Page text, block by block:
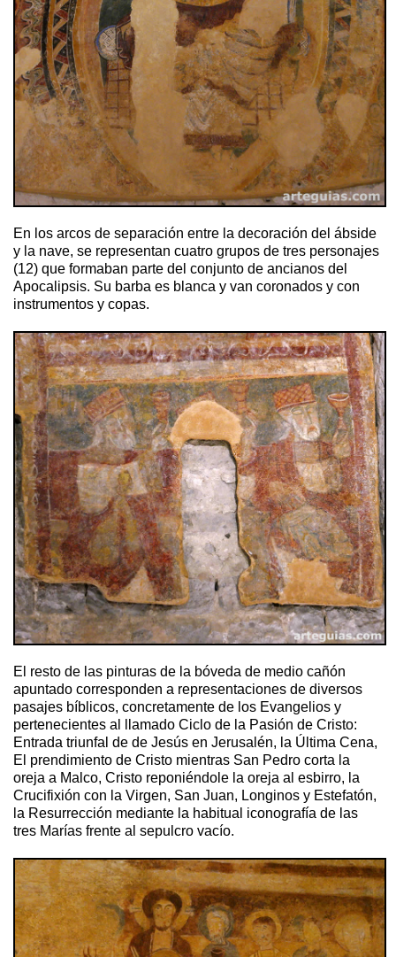
En los arcos de separación entre la decoración del ábside
y la nave, se representan cuatro grupos de tres personajes
(12) que formaban parte del conjunto de ancianos del
Apocalipsis. Su barba es blanca y van coronados y con
instrumentos y copas.
El resto de las pinturas de la bóveda de medio cañón
apuntado corresponden a representaciones de diversos
pasajes bíblicos, concretamente de los Evangelios y
pertenecientes al llamado Ciclo de la Pasión de Cristo:
Entrada triunfal de de Jesús en Jerusalén, la Última Cena,
El prendimiento de Cristo mientras San Pedro corta la
oreja a Malco, Cristo reponiéndole la oreja al esbirro, la
Crucifixión con la Virgen, San Juan, Longinos y Estefatón,
la Resurrección mediante la habitual iconografía de las
tres Marías frente al sepulcro vacío.